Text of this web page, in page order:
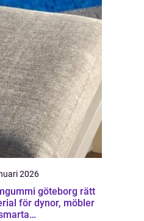
2026
göteborg rätt
för dynor, möbler